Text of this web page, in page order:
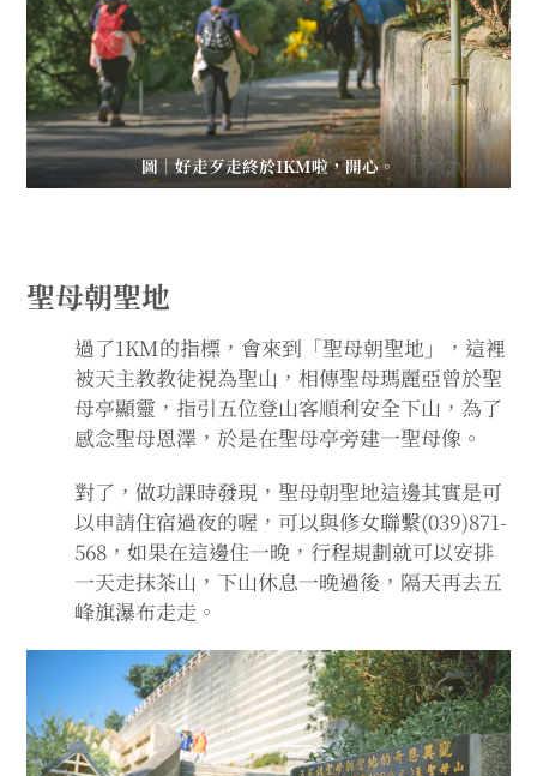
圖｜好走歹走終於1KM啦，開心。
聖母朝聖地
過了1KM的指標，會來到「聖母朝聖地」，這裡
被天主教教徒視為聖山，相傳聖母瑪麗亞曾於聖
母亭顯靈，指引五位登山客順利安全下山，為了
感念聖母恩澤，於是在聖母亭旁建一聖母像。
對了，做功課時發現，聖母朝聖地這邊其實是可
以申請住宿過夜的喔，可以與修女聯繫(039)871-
568，如果在這邊住一晚，行程規劃就可以安排
一天走抹茶山，下山休息一晚過後，隔天再去五
峰旗瀑布走走。